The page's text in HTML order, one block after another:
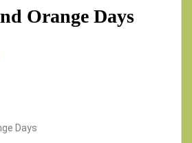
Orange Days
Days